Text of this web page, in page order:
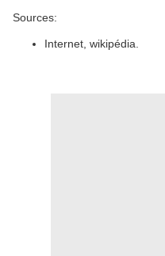
Sources:
Internet, wikipédia.